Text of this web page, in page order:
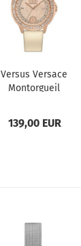
Versus Versace
Montorgueil
139,00 EUR